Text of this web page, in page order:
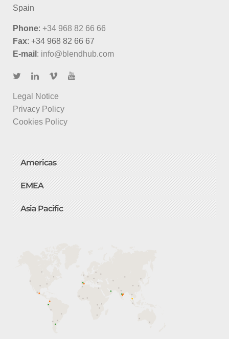
Spain
Phone: +34 968 82 66 66
Fax: +34 968 82 66 67
E-mail : info@blendhub.com
Legal Notice
Privacy Policy
Cookies Policy
Americas
EMEA
Asia Pacific